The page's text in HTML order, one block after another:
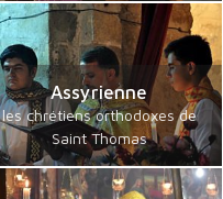
Assyrienne
les chrétiens orthodoxes de
Saint Thomas